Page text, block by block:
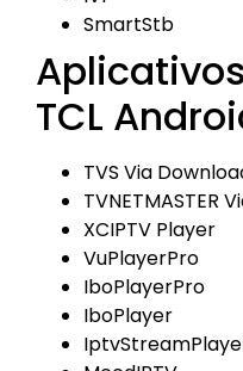
SmartStb
TCL
TVS Via
TVNETMASTER
XCIPTV Player
VuPlayerPro
IboPlayerPro
IboPlayer